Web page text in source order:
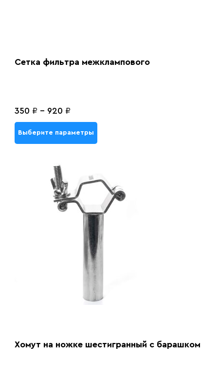
Сетка фильтра межклампового
350 ₽ - 920 ₽
Выберите параметры
Хомут на ножке шестигранный с барашком